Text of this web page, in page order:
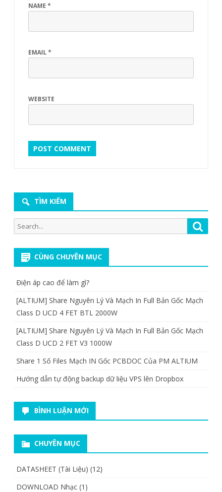
NAME *
EMAIL*
WEBSITE
TÌM KIẾM
Search
for:
CÙNG CHUYÊN MỤC
Điện áp cao để làm gì?
[ALTIUM] Share Nguyên Lý Và Mạch In Full Bản Gốc Mạch
Class D UCD 4 FET BTL 2000W
[ALTIUM] Share Nguyên Lý Và Mạch In Full Bản Gốc Mạch
Class D UCD 2 FET V3 1000W
Share 1 Số Files Mạch IN Gốc PCBDOC Của PM ALTIUM
Hướng dẫn tự động backup dữ liệu VPS lên Dropbox
BÌNH LUẬN MỚI
CHUYÊN MỤC
DATASHEET (Tài Liệu) (12)
DOWNLOAD Nhạc (1)